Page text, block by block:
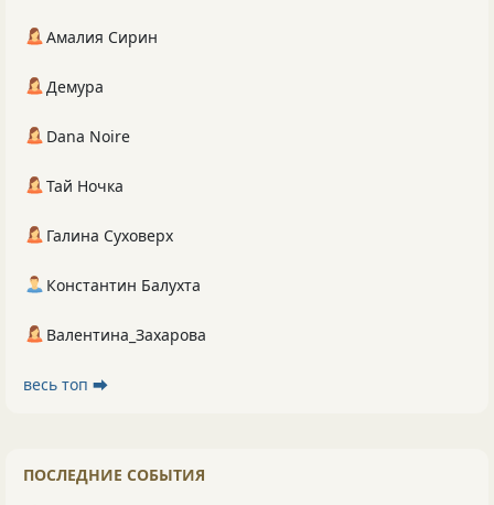
Амалия Сирин
Демура
Dana Noire
Тай Ночка
Галина Суховерх
Константин Балухта
Валентина_Захарова
весь топ ⮕
ПОСЛЕДНИЕ СОБЫТИЯ